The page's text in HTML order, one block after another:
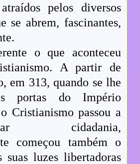
pelos diversos
se abrem, fascinantes,
o que aconteceu
A partir de
em 313, quando se lhe
portas do Império
Cristianismo passou a
cidadania,
começou também o
suas luzes libertadoras